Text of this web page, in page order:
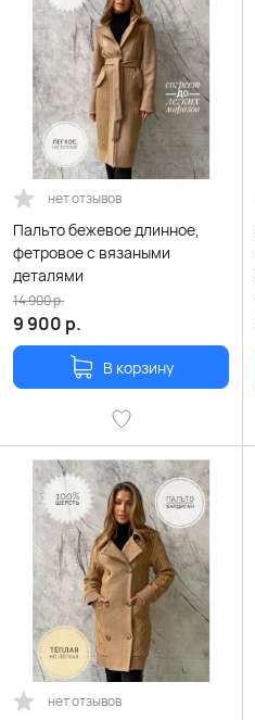
нет отзывов
Пальто бежевое длинное,
фетровое с вязаными
деталями
9 900 р.
14 900р.
В корзину
нет отзывов